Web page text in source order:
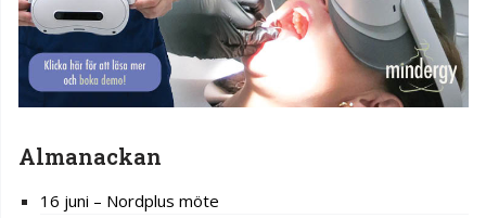
Almanackan
16 juni – Nordplus möte